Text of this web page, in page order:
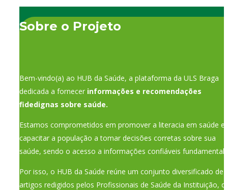
Sobre o Projeto
Bem-vindo(a) ao HUB da Saúde, a plataforma da ULS Braga
dedicada a fornecer informações e recomendações
fidedignas sobre saúde.
Estamos comprometidos em promover a literacia em saúde e
capacitar a população a tomar decisões corretas sobre sua
saúde, sendo o acesso a informações confiáveis fundamental.
Por isso, o HUB da Saúde reúne um conjunto diversificado de
artigos redigidos pelos Profissionais de Saúde da Instituição,